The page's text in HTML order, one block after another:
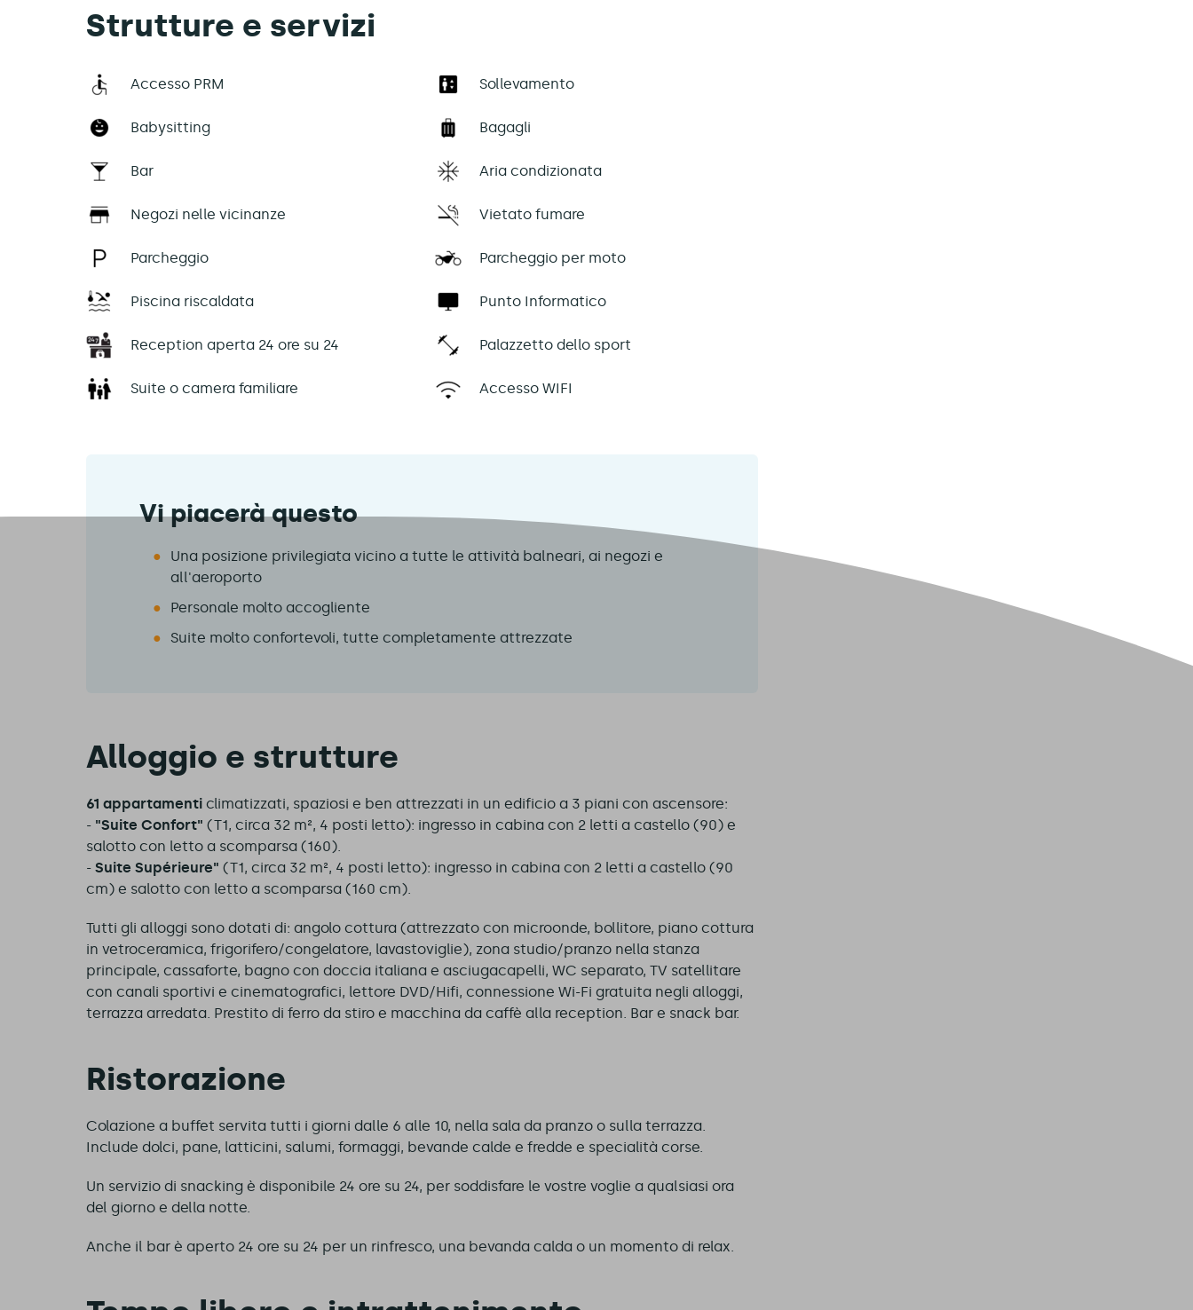
Strutture e servizi
Accesso PRM Sollevamento
Babysitting Bagagli
Bar Aria condizionata
Negozi nelle vicinanze Vietato fumare
Parcheggio Parcheggio per moto
Piscina riscaldata Punto Informatico
Reception aperta 24 ore su 24 Palazzetto dello sport
Suite o camera familiare Accesso WIFI
Vi piacerà questo
Una posizione privilegiata vicino a tutte le attività balneari, ai negozi e
all'aeroporto
Personale molto accogliente
Suite molto confortevoli, tutte completamente attrezzate
Alloggio e strutture
61 appartamenti climatizzati, spaziosi e ben attrezzati in un edificio a 3 piani con ascensore:
- "Suite Confort" (T1, circa 32 m², 4 posti letto): ingresso in cabina con 2 letti a castello (90) e
salotto con letto a scomparsa (160).
- Suite Supérieure" (T1, circa 32 m², 4 posti letto): ingresso in cabina con 2 letti a castello (90
cm) e salotto con letto a scomparsa (160 cm).
Tutti gli alloggi sono dotati di: angolo cottura (attrezzato con microonde, bollitore, piano cottura
in vetroceramica, frigorifero/congelatore, lavastoviglie), zona studio/pranzo nella stanza
principale, cassaforte, bagno con doccia italiana e asciugacapelli, WC separato, TV satellitare
con canali sportivi e cinematografici, lettore DVD/Hifi, connessione Wi-Fi gratuita negli alloggi,
terrazza arredata. Prestito di ferro da stiro e macchina da caffè alla reception. Bar e snack bar.
Ristorazione
Colazione a buffet servita tutti i giorni dalle 6 alle 10, nella sala da pranzo o sulla terrazza.
Include dolci, pane, latticini, salumi, formaggi, bevande calde e fredde e specialità corse.
Un servizio di snacking è disponibile 24 ore su 24, per soddisfare le vostre voglie a qualsiasi ora
del giorno e della notte.
Anche il bar è aperto 24 ore su 24 per un rinfresco, una bevanda calda o un momento di relax.